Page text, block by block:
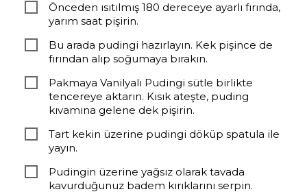
Önceden ısıtılmış 180 dereceye ayarlı fırında,
yarım saat pişirin.
Bu arada pudingi hazırlayın. Kek pişince de
fırından alıp soğumaya bırakın.
Pakmaya Vanilyalı Pudingi sütle birlikte
tencereye aktarın. Kısık ateşte, puding
kıvamına gelene dek pişirin.
Tart kekin üzerine pudingi döküp spatula ile
yayın.
Pudingin üzerine yağsız olarak tavada
kavurduğunuz badem kırıklarını serpin.